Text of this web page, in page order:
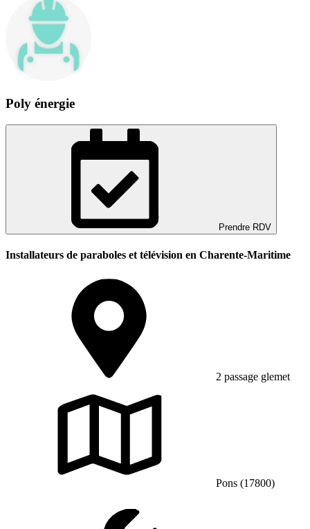
Poly énergie
Prendre RDV
Installateurs de paraboles et télévision en Charente-Maritime
2 passage glemet
Pons (17800)